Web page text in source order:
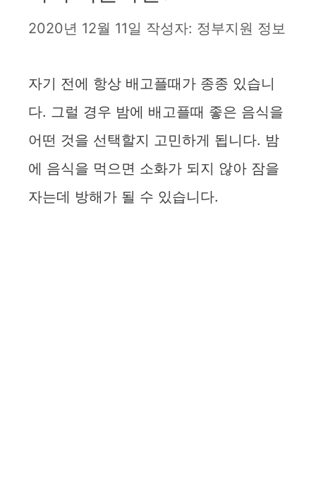
2020년 12월 11일 작성자: 정부지원 정보
자기 전에 항상 배고플때가 종종 있습니
다. 그럴 경우 밤에 배고플때 좋은 음식을
어떤 것을 선택할지 고민하게 됩니다. 밤
에 음식을 먹으면 소화가 되지 않아 잠을
자는데 방해가 될 수 있습니다.